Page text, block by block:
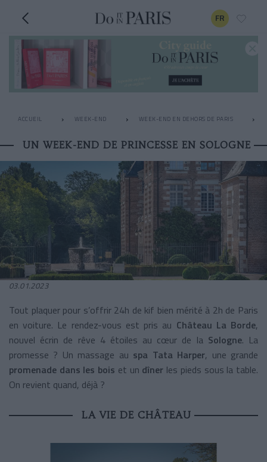
FR
ACCUEIL WEEK-END WEEK-END EN DEHORS DE PARIS
UN WEEK-END DE PRINCESSE EN SOLOGNE
03.01.2023
Tout plaquer pour s’offrir 24h de kif bien mérité à 2h de Paris
en voiture. Le rendez-vous est pris au Château La Borde,
nouvel écrin de rêve 4 étoiles au cœur de la Sologne. La
promesse ? Un massage au spa Tata Harper, une grande
promenade dans les bois et un dîner les pieds sous la table.
On revient quand, déjà ?
LA VIE DE CHÂTEAU